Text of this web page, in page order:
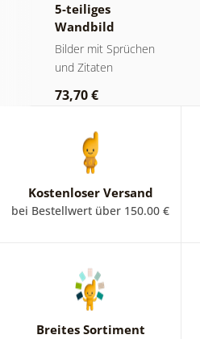
5-teiliges
Wandbild
Buchstaben
Home
Bilder mit Sprüchen
und Zitaten
73,70 €
Kostenloser Versand
bei Bestellwert über 150.00 €
Breites Sortiment